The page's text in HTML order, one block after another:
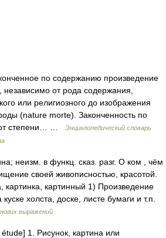
по содержанию произведение
от рода содержания,
или религиозного до изображения
(nature morte). Законченность по
степени… …
Энциклопедический словарь
неизм. в функц. сказ. разг. О ком , чём
своей живописностью, красотой.
картинка, картинный 1) Произведение
холста, доске, листе бумаги и т.п.
выражений
1. Рисунок, картина или